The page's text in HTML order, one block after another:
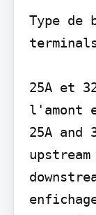
Type de
25A et
l'amont
25A and